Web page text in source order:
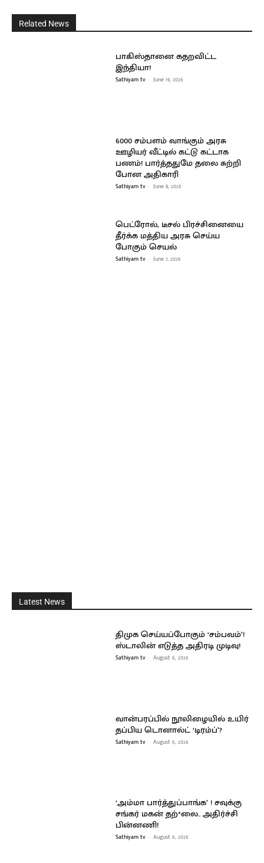
Related News
பாகிஸ்தானை கதறவிட்ட
இந்தியா!
Sathiyam tv - June 19, 2026
6000 சம்பளம் வாங்கும் அரசு
ஊழியர் வீட்டில் கட்டு கட்டாக
பணம்! பார்த்ததுமே தலை சுற்றி
போன அதிகாரி
Sathiyam tv - June 8, 2026
பெட்ரோல், டீசல் பிரச்சினையை
தீர்க்க மத்திய அரசு செய்ய
போகும் செயல்
Sathiyam tv - June 7, 2026
Latest News
திமுக செய்யப்போகும் ‘சம்பவம்’!
ஸ்டாலின் எடுத்த அதிரடி முடிவு!
Sathiyam tv - August 6, 2026
வான்பரப்பில் நூலிழையில் உயிர்
தப்பிய டொனால்ட் ‘டிரம்ப்’?
Sathiyam tv - August 6, 2026
‘அம்மா பார்த்துப்பாங்க’ ! சவுக்கு
சங்கர் மகன் தற்*லை.. அதிர்ச்சி
பின்னணி!
Sathiyam tv - August 6, 2026